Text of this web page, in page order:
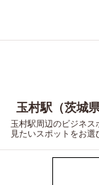
玉村駅（茨城
玉村駅周辺のビジネス
見たいスポットをお選